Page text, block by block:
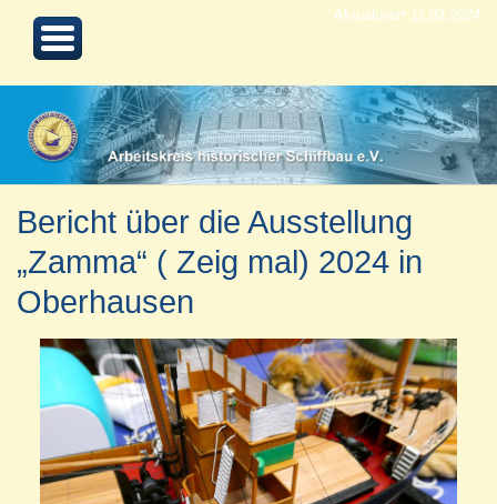
Aktualisiert 11.02.2024
Bericht über die Ausstellung
„Zamma“ ( Zeig mal) 2024 in
Oberhausen